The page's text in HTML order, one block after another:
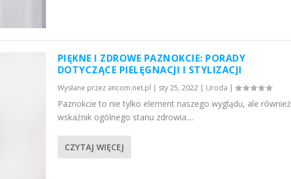
PIĘKNE I ZDROWE PAZNOKCIE: PORADY
DOTYCZĄCE PIELĘGNACJI I STYLIZACJI
Wysłane przez ancom.net.pl | sty 25, 2022| Uroda |
Paznokcie to nie tylko element naszego wyglądu, ale również
wskaźnik ogólnego stanu zdrowia....
CZYTAJ WIĘCEJ